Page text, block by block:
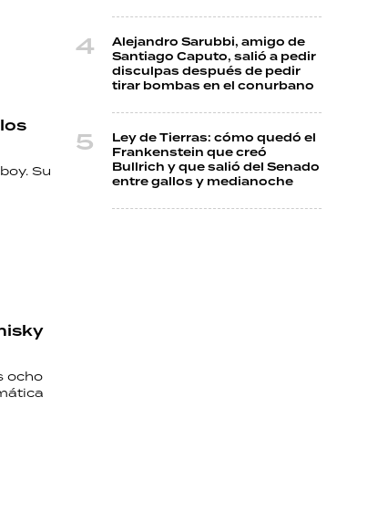
Su
ocho
Alejandro Sarubbi, amigo de
Santiago Caputo, salió a pedir
disculpas después de pedir
tirar bombas en el conurbano
Ley de Tierras: cómo quedó el
Frankenstein que creó
Bullrich y que salió del Senado
entre gallos y medianoche